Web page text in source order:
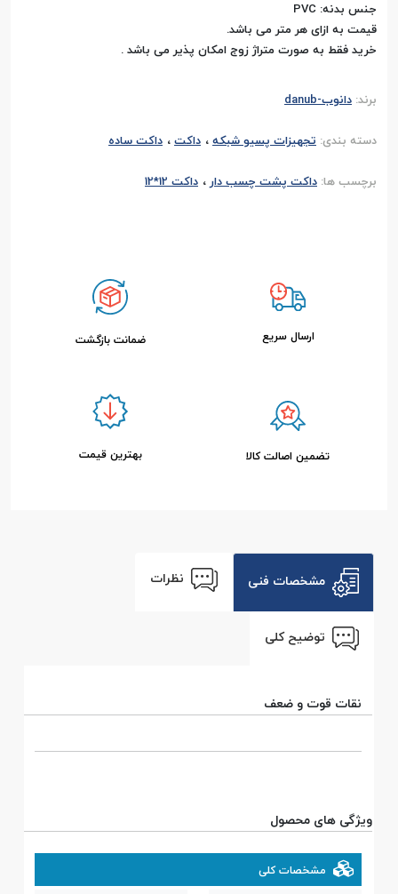
جنس بدنه: PVC
قیمت به ازای هر متر می باشد.
خرید فقط به صورت متراژ زوج امکان پذیر می باشد .
برند: دانوب-danub
دسته بندی: تجهیزات پسیو شبکه، داکت، داکت ساده
برچسب ها: داکت پشت چسب دار، داکت 12*12
ارسال سریع ضمانت بازگشت
تضمین اصالت کالا بهترین قیمت
مشخصات فنی نظرات
توضیح کلی
نقات قوت و ضعف
ویژگی های محصول
مشخصات کلی